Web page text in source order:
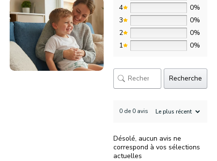
4
0%
3
0%
2
0%
1
0%
Recherche
0 de 0 avis
Désolé, aucun avis ne
correspond à vos sélections
actuelles